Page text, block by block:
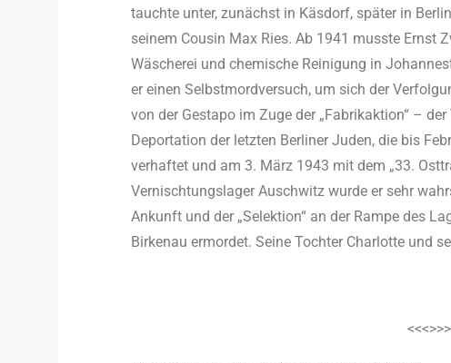
tauchte unter, zunächst in Käsdorf, später in
seinem Cousin Max Ries. Ab 1941 musste Ernst
Wäscherei und chemische Reinigung in
er einen Selbstmordversuch, um sich der
von der Gestapo im Zuge der „Fabrikaktion“ –
Deportation der letzten Berliner Juden, die bis
verhaftet und am 3. März 1943 mit dem „33.
Vernischtungslager Auschwitz wurde er sehr
Ankunft und der „Selektion“ an der Rampe des
Birkenau ermordet. Seine Tochter Charlotte und
<<<>>>